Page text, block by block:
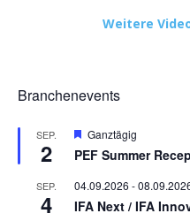
Weitere
Branchenevents
SEP.
2
Hervorgehoben
Ganztägig
PEF Summer
SEP.
4
04.09.2026 -
IFA Next / IFA